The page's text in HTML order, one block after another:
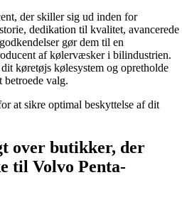
der skiller sig ud inden for
dedikation til kvalitet, avancerede
gør dem til en
af kølervæsker i bilindustrien.
køretøjs kølesystem og opretholde
betroede valg.
at sikre optimal beskyttelse af dit
over butikker, der
til Volvo Penta-